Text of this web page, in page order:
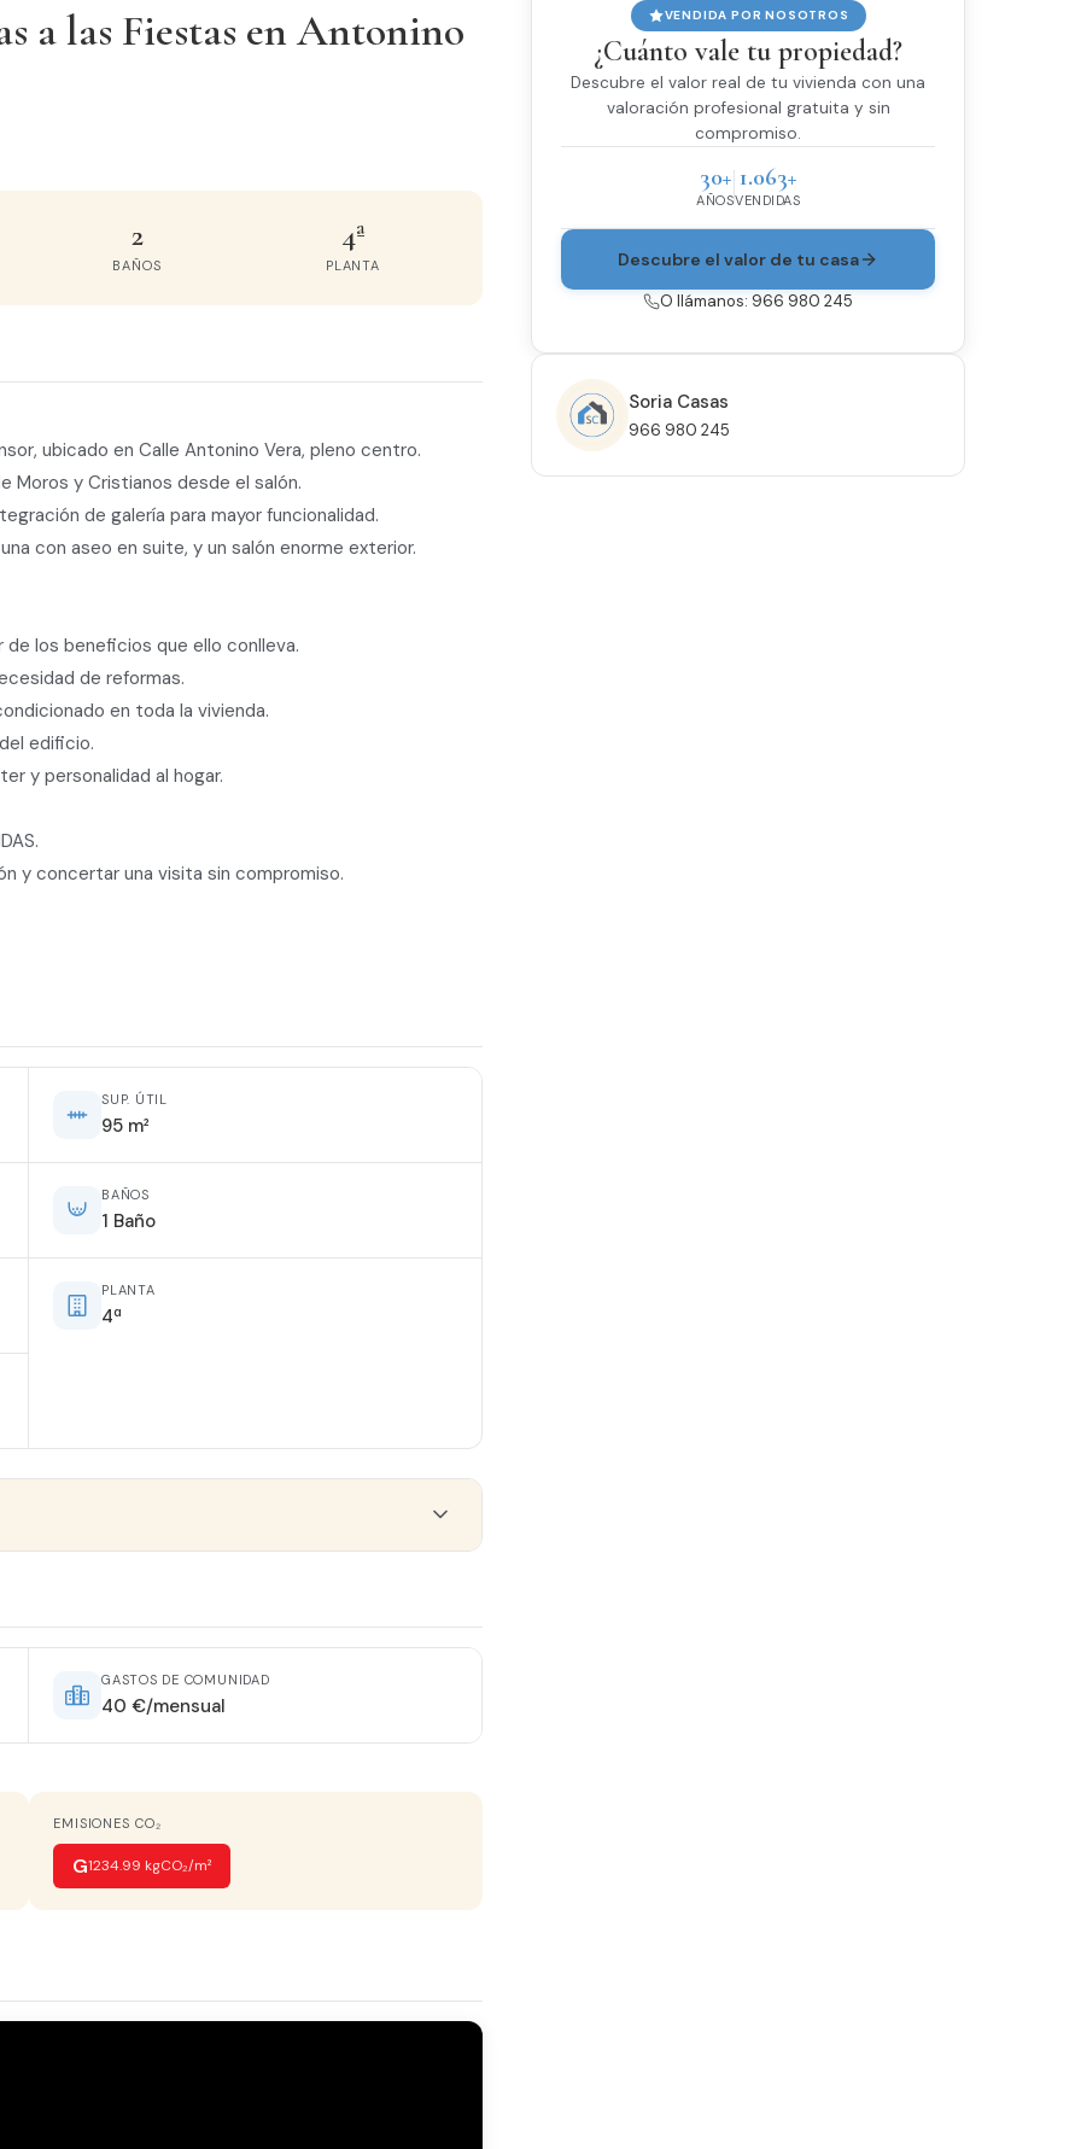
a las Fiestas en Antonino
2
BAÑOS
4ª
PLANTA
ubicado en Calle Antonino Vera, pleno centro.
Moros y Cristianos desde el salón.
de galería para mayor funcionalidad.
con aseo en suite, y un salón enorme exterior.
los beneficios que ello conlleva.
de reformas.
en toda la vivienda.
edificio.
y personalidad al hogar.
y concertar una visita sin compromiso.
SUP. ÚTIL
95 m²
BAÑOS
1 Baño
PLANTA
4ª
GASTOS DE COMUNIDAD
40 €/mensual
EMISIONES CO₂
G1234.99 kgCO₂/m²
VENDIDA POR NOSOTROS
¿Cuánto vale tu propiedad?
Descubre el valor real de tu vivienda con una
valoración profesional gratuita y sin
compromiso.
30+
AÑOS
1.063+
VENDIDAS
Descubre el valor de tu casa
O llámanos: 966 980 245
Soria Casas
966 980 245